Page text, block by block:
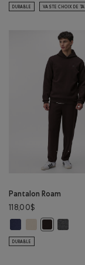
DURABLE VASTE CHOIX DE
Pantalon Roam
118,00$
Pantalon Roam: BLEU
Pantalon Roam:
Pantalon
DURABLE